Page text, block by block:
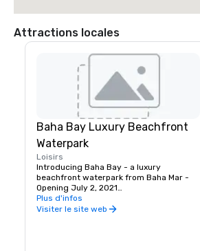
Attractions locales
Baha Bay Luxury Beachfront
Waterpark
Loisirs
Introducing Baha Bay - a luxury
beachfront waterpark from Baha Mar -
Opening July 2, 2021
Inspired by the natural beauty of The
Plus d'infos
Visiter le site web